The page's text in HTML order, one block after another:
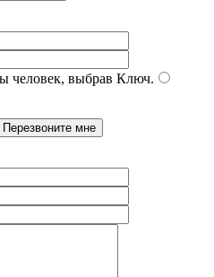
человек, выбрав Ключ.